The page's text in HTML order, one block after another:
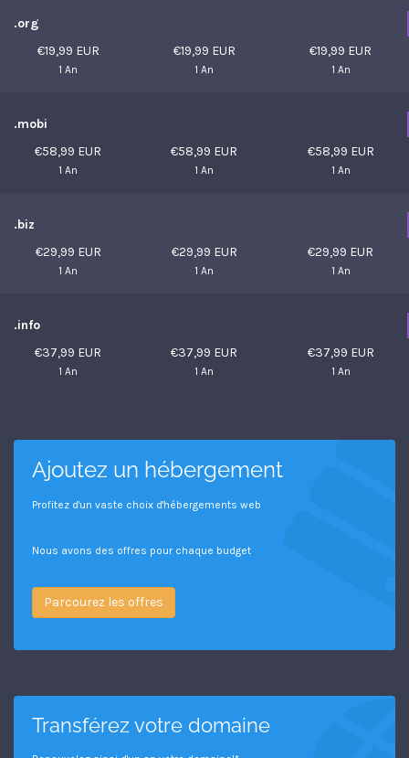
.org
€19,99 EUR
1 An
€19,99 EUR
1 An
€19,99 EUR
1 An
.mobi
€58,99 EUR
1 An
€58,99 EUR
1 An
€58,99 EUR
1 An
.biz
€29,99 EUR
1 An
€29,99 EUR
1 An
€29,99 EUR
1 An
.info
€37,99 EUR
1 An
€37,99 EUR
1 An
€37,99 EUR
1 An
Ajoutez un hébergement
Profitez d'un vaste choix d'hébergements web
Nous avons des offres pour chaque budget
Parcourez les offres
Transférez votre domaine